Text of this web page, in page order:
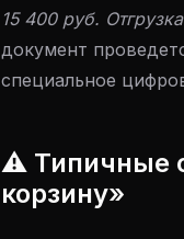
15 400 руб.
документ
специальное
⚠️ Типичные
корзину»